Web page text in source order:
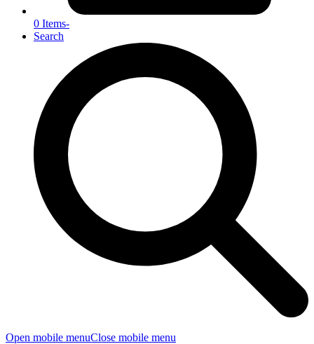
0 Items-
Search
Open mobile menuClose mobile menu